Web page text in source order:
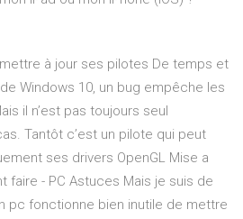
à jour ses pilotes De temps et
Windows 10, un bug empêche les
il n’est pas toujours seul
Tantôt c’est un pilote qui peut
ses drivers OpenGL Mise a
faire - PC Astuces Mais je suis de
pc fonctionne bien inutile de mettre